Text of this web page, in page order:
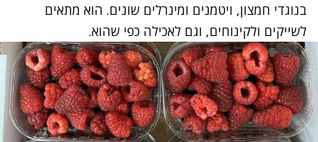
בנוגדי חמצון, ויטמנים ומינרלים שונים. הוא מתאים
לשייקים ולקינוחים, וגם לאכילה כפי שהוא.